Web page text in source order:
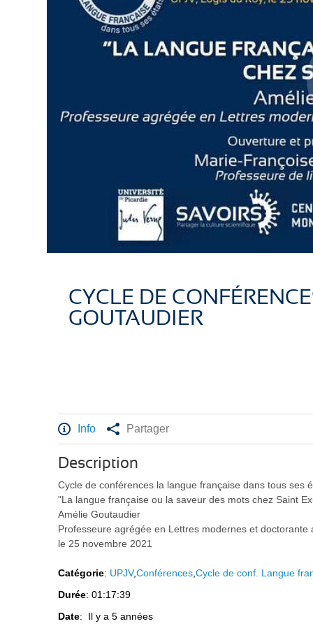
CYCLE DE
GOUTAUDIER
Info Partager
Description
Cycle de conférences la langue française dans tous ses
"La langue française ou la saveur des mots chez Saint
Amélie Goutaudier
Professeure agrégée en Lettres modernes et doctorante
le 25 novembre 2021
Catégorie: UPJV,Conférences ,Cycle de conf. Langue
Durée: 01:17:39
Date: Il y a 5 années